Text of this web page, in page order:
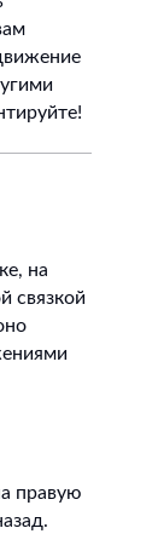
на
связкой
правую